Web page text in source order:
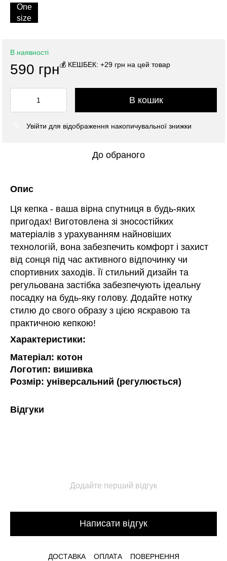
One
size
В наявності
590 грн💰 КЕШБЕК: +29 грн на цей товар
В кошик
Увійти для відображення накопичувальної знижки
До обраного
Опис
Ця кепка - ваша вірна спутниця в будь-яких
пригодах! Виготовлена зі зносостійких
матеріалів з урахуванням найновіших
технологій, вона забезпечить комфорт і захист
від сонця під час активного відпочинку чи
спортивних заходів. Її стильний дизайн та
регульована застібка забезпечують ідеальну
посадку на будь-яку голову. Додайте нотку
стилю до свого образу з цією яскравою та
практичною кепкою!
Характеристики:
Матеріал: котон
Логотип: вишивка
Розмір: універсальний (регулюється)
Відгуки
Додайте перший відгук
Написати відгук
ДОСТАВКА ОПЛАТА ПОВЕРНЕННЯ